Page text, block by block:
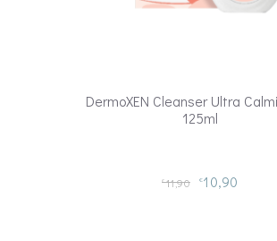
DermoXEN Cleanser Ultra
125ml
€11,90 €10,90